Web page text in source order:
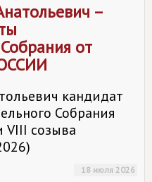
–
от
кандидат
Собрания
VIII созыва
18 июля 2026